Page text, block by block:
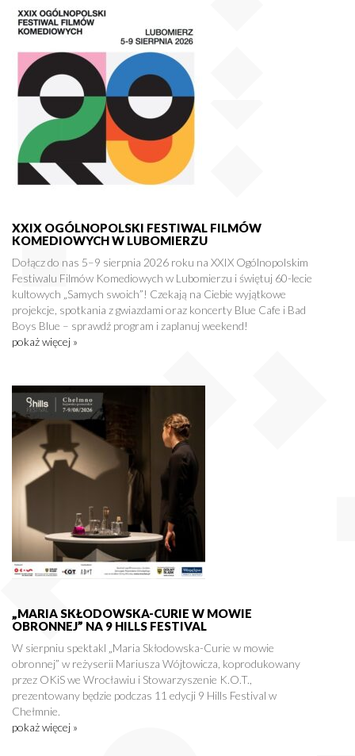
XXIX OGÓLNOPOLSKI FESTIWAL FILMÓW
KOMEDIOWYCH W LUBOMIERZU
Dołącz do nas 5–9 sierpnia 2026 roku na XXIX Ogólnopolskim
Festiwalu Filmów Komediowych w Lubomierzu i świętuj 60-lecie
kultowych „Samych swoich”! Czekają na Ciebie wyjątkowe
projekcje, spotkania z gwiazdami oraz koncerty Blue Cafe i Bad
Boys Blue – sprawdź program i zaplanuj weekend!
pokaż więcej »
„MARIA SKŁODOWSKA-CURIE W MOWIE
OBRONNEJ” NA 9 HILLS FESTIVAL
W sierpniu spektakl „Maria Skłodowska-Curie w mowie
obronnej” w reżyserii Mariusza Wójtowicza, koprodukowany
przez OKiS we Wrocławiu i Stowarzyszenie K.O.T.,
prezentowany będzie podczas 11 edycji 9 Hills Festival w
Chełmnie.
pokaż więcej »